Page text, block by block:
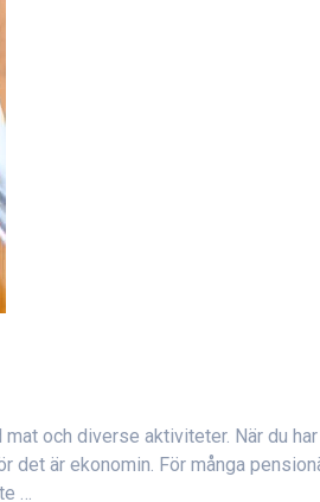
och diverse aktiviteter. När du
det är ekonomin. För många
…